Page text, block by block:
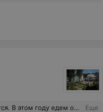
этом году едем опять. Еще